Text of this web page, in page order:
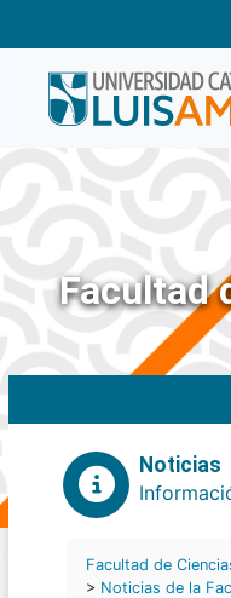
Facultad
Noticias
Facultad de
> Noticias de la